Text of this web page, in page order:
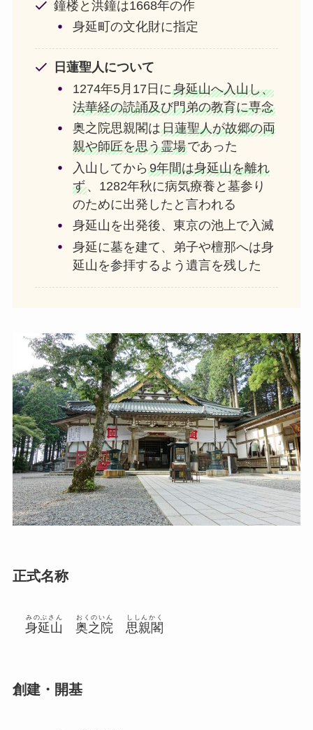
鐘楼と洪鐘は1668年の作
身延町の文化財に指定
日蓮聖人について
1274年5月17日に身延山へ入山し、
法華経の読誦及び門弟の教育に専念
奥之院思親閣は日蓮聖人が故郷の両
親や師匠を思う霊場であった
入山してから 9年間は身延山を離れ
ず、1282年秋に病気療養と墓参り
のために出発したと言われる
身延山を出発後、東京の池上で入滅
身延に墓を建て、弟子や檀那へは身
延山を参拝するよう遺言を残した
正式名称
身延山
みのぶさん
奥之院
おくのいん
思親閣
ししんかく
創建・開基